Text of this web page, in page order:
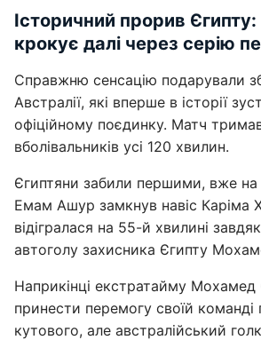
Історичний прорив
крокує далі через серію
Справжню сенсацію подарували
Австралії, які вперше в історії
офіційному поєдинку. Матч
вболівальників усі 120 хвилин.
Єгиптяни забили першими, вже на
Емам Ашур замкнув навіс Каріма
відігралася на 55-й хвилині
автоголу захисника Єгипту
Наприкінці екстратайму Мохамед
принести перемогу своїй команді
кутового, але австралійський